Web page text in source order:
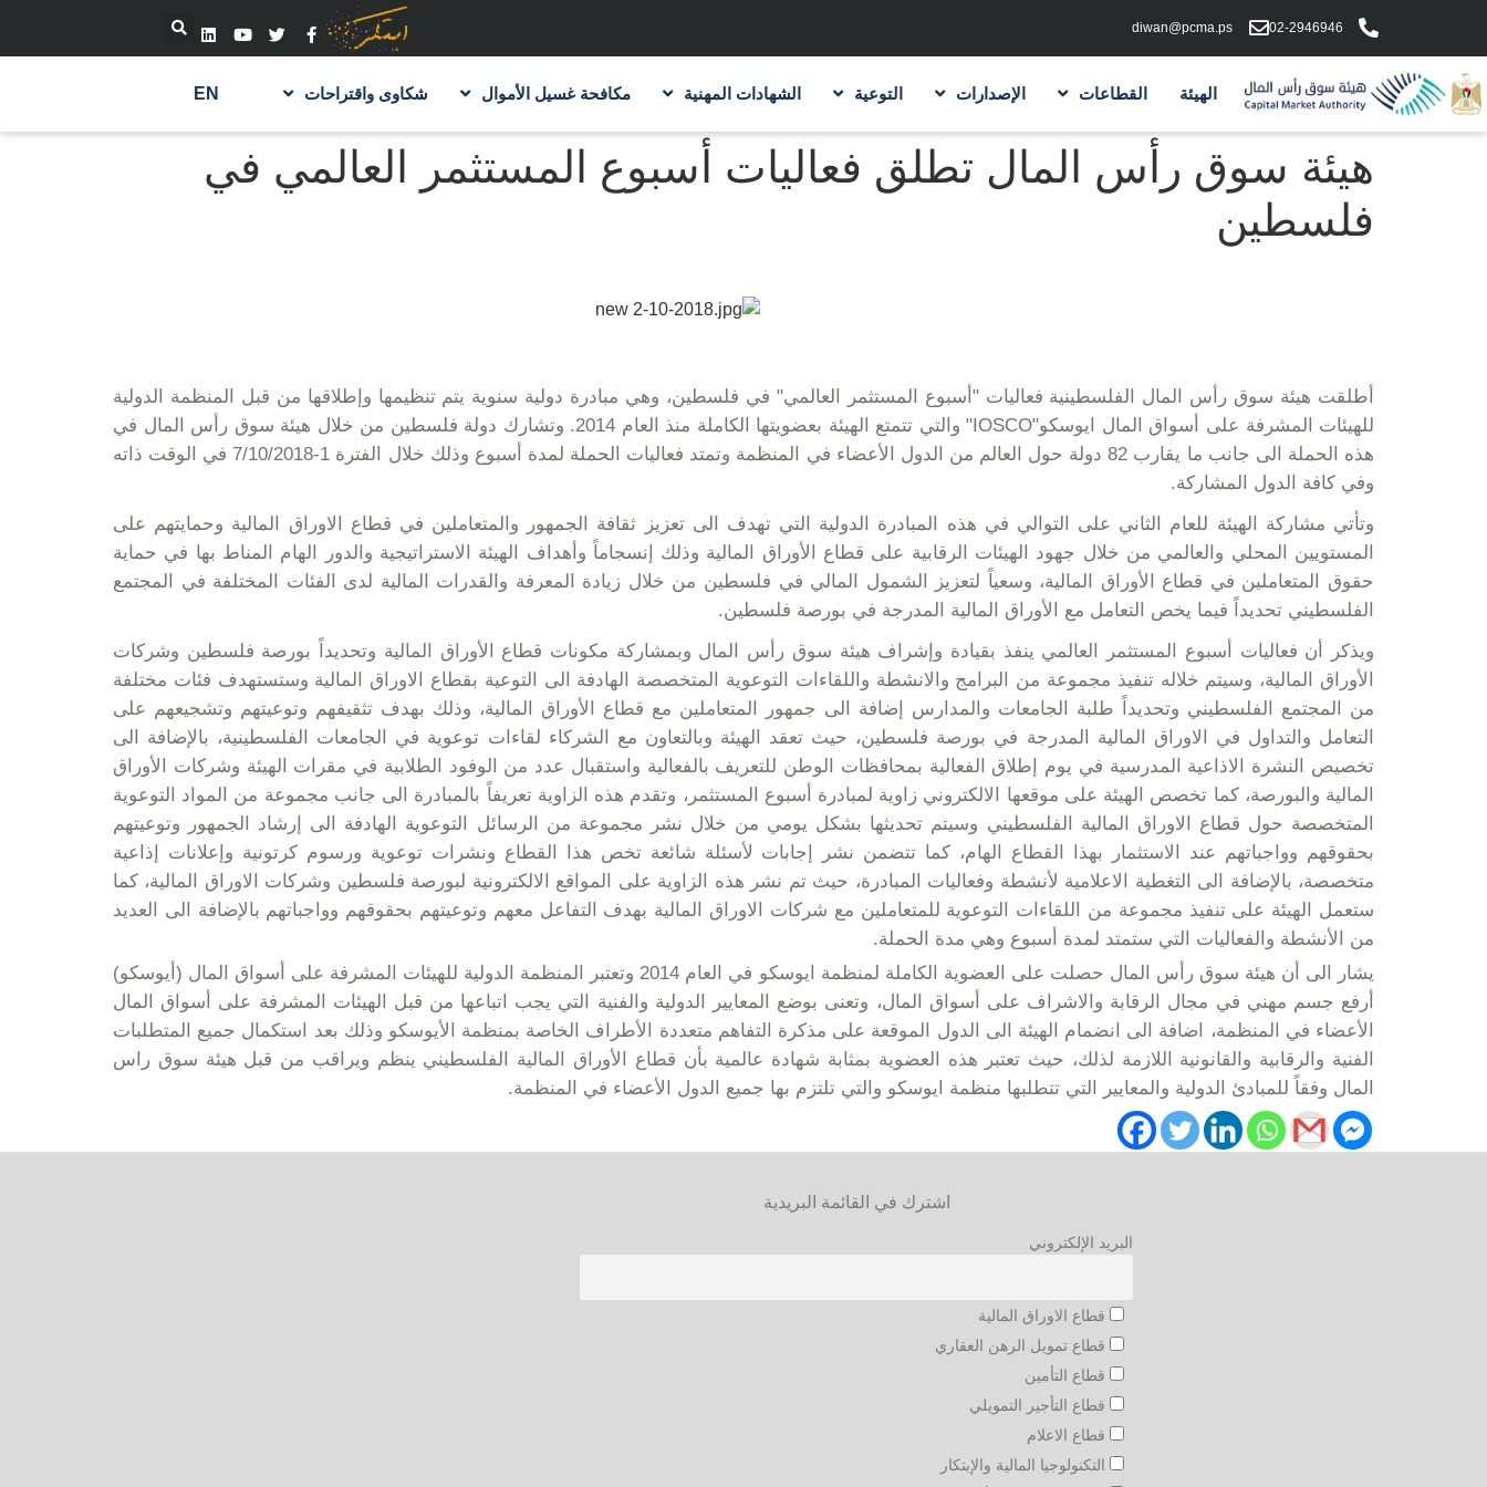
02-2946946
diwan@pcma.ps
الهيئة القطاعات الإصدارات التوعية الشهادات المهنية مكافحة غسيل الأموال شكاوى واقتراحات EN
هيئة سوق رأس المال تطلق فعاليات أسبوع المستثمر العالمي في
فلسطين
أطلقت هيئة سوق رأس المال الفلسطينية فعاليات "أسبوع المستثمر العالمي" في فلسطين، وهي مبادرة دولية سنوية يتم تنظيمها وإطلاقها من قبل المنظمة الدولية
للهيئات المشرفة على أسواق المال ايوسكو"IOSCO" والتي تتمتع الهيئة بعضويتها
الكاملة منذ العام 2014. وتشارك دولة فلسطين من خلال هيئة سوق رأس المال في
هذه الحملة الى جانب ما يقارب 82 دولة حول العالم من الدول الأعضاء في المنظمة وتمتد فعاليات الحملة لمدة أسبوع وذلك خلال الفترة
1
-7/10/2018 في الوقت ذاته
وفي كافة الدول المشاركة.
وتأتي مشاركة الهيئة للعام الثاني على التوالي في هذه المبادرة الدولية التي تهدف الى تعزيز ثقافة الجمهور والمتعاملين في قطاع الاوراق المالية وحمايتهم على
المستويين المحلي والعالمي من خلال جهود الهيئات الرقابية على قطاع الأوراق المالية وذلك إنسجاماً وأهداف الهيئة الاستراتيجية والدور الهام المناط بها في حماية
حقوق المتعاملين في قطاع الأوراق المالية، وسعياً لتعزيز الشمول المالي في فلسطين من خلال زيادة المعرفة والقدرات المالية لدى الفئات المختلفة في المجتمع
الفلسطيني تحديداً فيما يخص التعامل مع الأوراق المالية المدرجة في بورصة فلسطين.
ويذكر أن فعاليات أسبوع المستثمر العالمي ينفذ بقيادة وإشراف هيئة سوق رأس المال وبمشاركة مكونات قطاع الأوراق المالية وتحديداً بورصة فلسطين وشركات
الأوراق المالية، وسيتم خلاله تنفيذ مجموعة من البرامج والانشطة واللقاءات التوعوية المتخصصة الهادفة الى التوعية بقطاع الاوراق المالية وستستهدف فئات مختلفة
من المجتمع الفلسطيني وتحديداً طلبة الجامعات والمدارس إضافة الى جمهور المتعاملين مع قطاع الأوراق المالية، وذلك بهدف تثقيفهم وتوعيتهم وتشجيعهم على
التعامل والتداول في الاوراق المالية المدرجة في بورصة فلسطين، حيث تعقد الهيئة وبالتعاون مع الشركاء لقاءات توعوية في الجامعات الفلسطينية، بالإضافة الى
تخصيص النشرة الاذاعية المدرسية في يوم إطلاق الفعالية بمحافظات الوطن للتعريف بالفعالية واستقبال عدد من الوفود الطلابية في مقرات الهيئة وشركات الأوراق
المالية والبورصة، كما تخصص الهيئة على موقعها الالكتروني زاوية لمبادرة أسبوع المستثمر، وتقدم هذه الزاوية تعريفاً بالمبادرة الى جانب مجموعة من المواد التوعوية
المتخصصة حول قطاع الاوراق المالية الفلسطيني وسيتم تحديثها بشكل يومي من خلال نشر مجموعة من الرسائل التوعوية الهادفة الى إرشاد الجمهور وتوعيتهم
بحقوقهم وواجباتهم عند الاستثمار بهذا القطاع الهام، كما تتضمن نشر إجابات لأسئلة شائعة تخص هذا القطاع ونشرات توعوية ورسوم كرتونية وإعلانات إذاعية
متخصصة، بالإضافة الى التغطية الاعلامية لأنشطة وفعاليات المبادرة، حيث تم نشر هذه الزاوية على المواقع الالكترونية لبورصة فلسطين وشركات الاوراق المالية، كما
ستعمل الهيئة على تنفيذ مجموعة من اللقاءات التوعوية للمتعاملين مع شركات الاوراق المالية بهدف التفاعل معهم وتوعيتهم بحقوقهم وواجباتهم بالإضافة الى العديد
من الأنشطة والفعاليات التي ستمتد لمدة أسبوع وهي مدة الحملة.
يشار الى أن هيئة سوق رأس المال حصلت على العضوية الكاملة لمنظمة ايوسكو في العام 2014 وتعتبر المنظمة الدولية للهيئات المشرفة على أسواق المال (أيوسكو)
أرفع جسم مهني في مجال الرقابة والاشراف على أسواق المال، وتعنى بوضع المعايير الدولية والفنية التي يجب اتباعها من قبل الهيئات المشرفة على أسواق المال
الأعضاء في المنظمة، اضافة الى انضمام الهيئة الى الدول الموقعة على مذكرة التفاهم متعددة الأطراف الخاصة بمنظمة الأيوسكو وذلك بعد استكمال جميع المتطلبات
الفنية والرقابية والقانونية اللازمة لذلك، حيث تعتبر هذه العضوية بمثابة شهادة عالمية بأن قطاع الأوراق المالية الفلسطيني ينظم ويراقب من قبل هيئة سوق راس
المال وفقاً للمبادئ الدولية والمعايير التي تتطلبها منظمة ايوسكو والتي تلتزم بها جميع الدول الأعضاء في المنظمة.
اشترك في القائمة البريدية
البريد الإلكتروني
قطاع الاوراق المالية
قطاع تمويل الرهن العقاري
قطاع التأمين
قطاع التأجير التمويلي
قطاع الاعلام
التكنولوجيا المالية والإبتكار